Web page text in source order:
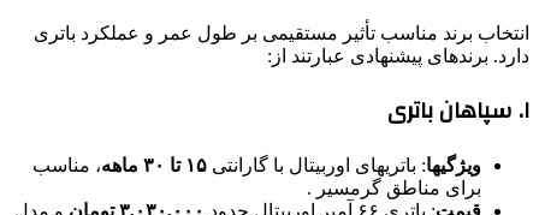
انتخاب برند مناسب تأثیر مستقیمی بر طول عمر و عملکرد باتری
دارد. برندهای پیشنهادی عبارتند از:
۱. سپاهان باتری
ویژگیها: باتریهای اوربیتال با گارانتی ۱۵ تا ۳۰ ماهه
، مناسب
برای مناطق گرمسیر .
قیمت: باتری ۶۶ آمپر اوربیتال حدود ۳,۰۳۰,۰۰۰ تومان
و مدل